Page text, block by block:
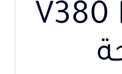
كاميرا V380